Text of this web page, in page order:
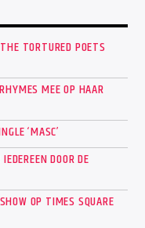
TORTURED POETS
MEE OP HAAR
‘MASC’
DOOR DE
OP TIMES SQUARE